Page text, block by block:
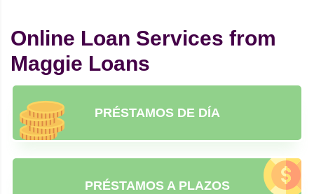
Online Loan Services from
Maggie Loans
PRÉSTAMOS DE DÍA
PRÉSTAMOS A PLAZOS